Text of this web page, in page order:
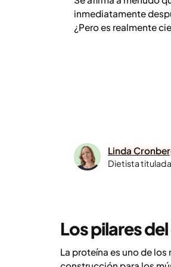
inmediatamente
¿Pero es realmente
Linda
Dietista
Los pilares
La proteína es uno de